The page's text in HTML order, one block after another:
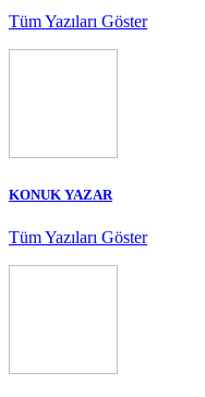
Tüm Yazıları Göster
KONUK YAZAR
Tüm Yazıları Göster